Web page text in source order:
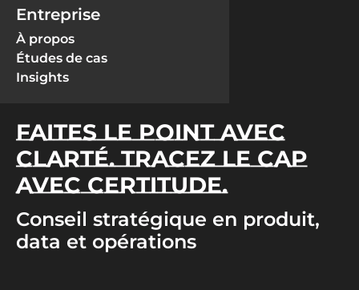
Entreprise
À propos
Études de cas
Insights
FAITES LE POINT AVEC
CLARTÉ. TRACEZ LE CAP
AVEC CERTITUDE.
Conseil stratégique en produit,
data et opérations